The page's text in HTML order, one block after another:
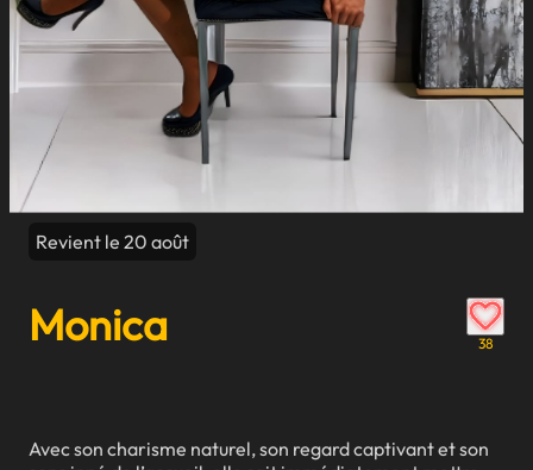
Monica 38
Revient le 20 août
Avec son charisme naturel, son regard captivant et son